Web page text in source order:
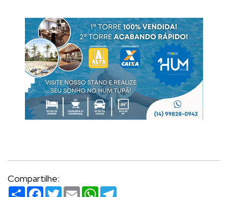
Compartilhe:
Compartilhar
Facebook
TwitterEmailWhatsApp